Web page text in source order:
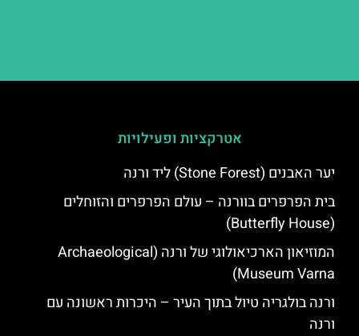
אטרקציות ופעילויות
יער האבנים (Stone Forest) ליד ורנה
בית הפרפרים בוורנה – עולם הפרפרים והזוחלים
(Butterfly House)
המוזיאון הארכיאולוגי של ורנה (Archaeological
Museum Varna)
ורנה בולגריה טיול בתוך העיר – היכרות ראשונה עם
ורנה